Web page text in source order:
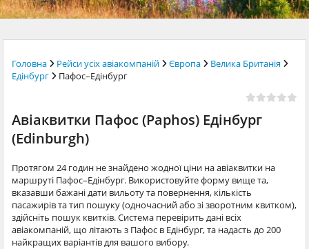
Головна Рейси усіх авіакомпаній Європа
Велика Британія
Едінбург
Пафос–Едінбург
Авіаквитки Пафос (Paphos) Едінбург
(Edinburgh)
Протягом 24 годин не знайдено жодної ціни на авіаквитки на
маршруті Пафос–Едінбург. Використовуйте форму вище та,
вказавши бажані дати вильоту та повернення, кількість
пасажирів та тип пошуку (одночасний або зі зворотним квитком),
здійсніть пошук квитків. Система перевірить дані всіх
авіакомпаній, що літають з Пафос в Едінбург, та надасть до 200
найкращих варіантів для вашого вибору.